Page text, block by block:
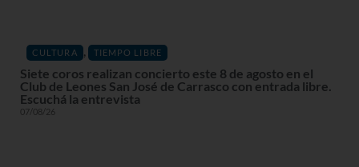
CULTURA , TIEMPO LIBRE
Siete coros realizan concierto este 8 de agosto en el
Club de Leones San José de Carrasco con entrada libre.
Escuchá la entrevista
07/08/26